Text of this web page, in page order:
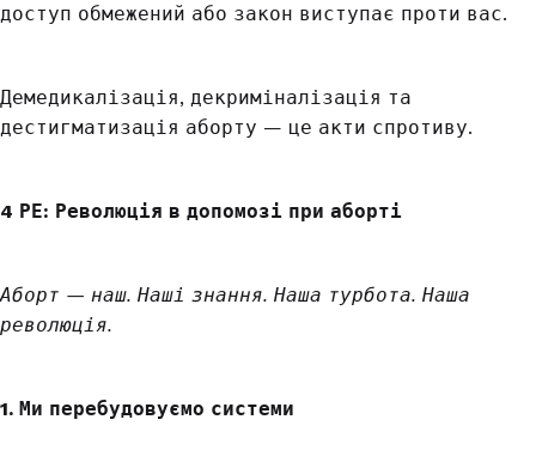
доступ обмежений або закон виступає проти вас.
Демедикалізація, декриміналізація та
дестигматизація аборту — це акти спротиву.
4 РЕ: Революція в допомозі при аборті
Аборт — наш. Наші знання. Наша турбота. Наша
революція.
1. Ми перебудовуємо системи